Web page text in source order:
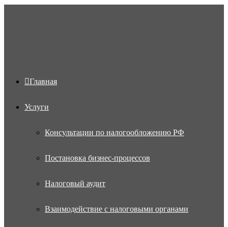
Главная
Услуги
Консультации по налогообложению РФ
Постановка бизнес-процессов
Налоговый аудит
Взаимодействие с налоговыми органами